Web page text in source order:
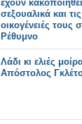
έχουν κακοποιηθεί
σεξουαλικά και τις
οικογένειές τους
Ρέθυμνο
Λάδι κι ελιές
Απόστολος